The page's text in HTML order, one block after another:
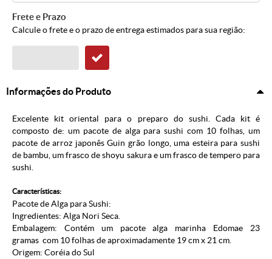
Frete e Prazo
Calcule o frete e o prazo de entrega estimados para sua região:
Informações do Produto
Excelente kit oriental para o preparo do sushi. Cada kit é
composto de: um pacote de alga para sushi com 10 folhas, um
pacote de arroz japonês Guin grão longo, uma esteira para sushi
de bambu, um frasco de shoyu sakura e um frasco de tempero para
sushi.
Características:
Pacote de Alga para Sushi:
Ingredientes: Alga Nori Seca.
Embalagem: Contém um pacote alga marinha Edomae 23
gramas com 10 folhas de aproximadamente 19 cm x 21 cm.
Origem: Coréia do Sul